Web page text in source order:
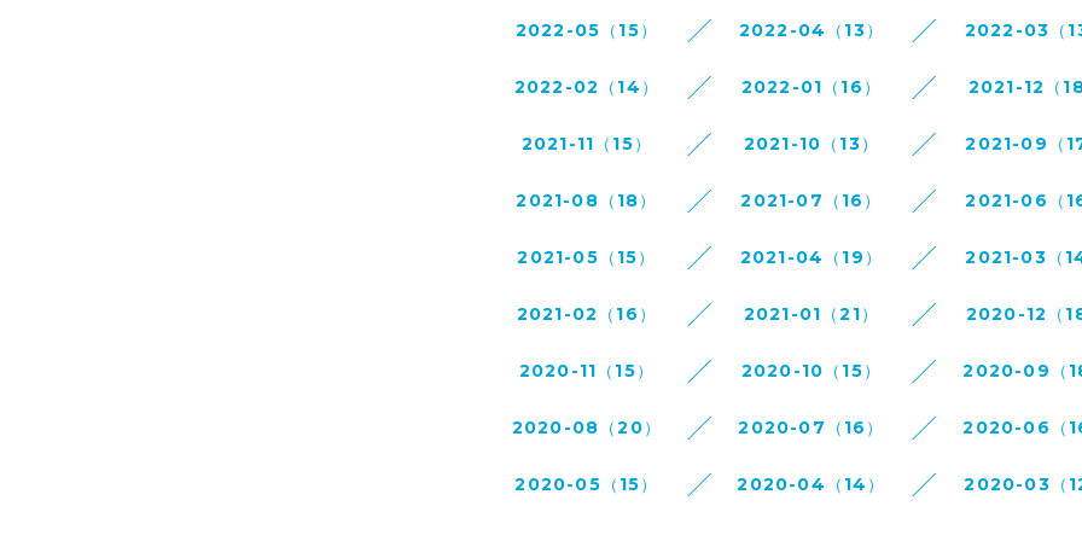
2022-05（15） 2022-04（13） 2022-03（13
2022-02（14） 2022-01（16） 2021-12（18
2021-11（15） 2021-10（13） 2021-09（17
2021-08（18） 2021-07（16） 2021-06（16
2021-05（15） 2021-04（19） 2021-03（14
2021-02（16） 2021-01（21） 2020-12（18
2020-11（15） 2020-10（15） 2020-09（
2020-08（20） 2020-07（16） 2020-06（
2020-05（15） 2020-04（14） 2020-03（12